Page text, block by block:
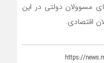
مسوولان دولتی در این
اقتصادی.
https://